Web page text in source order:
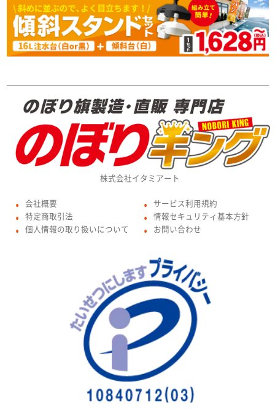
株式会社イタミアート
● 会社概要
● 特定商取引法
● 個人情報の取り扱いについて
● サービス利用規約
● 情報セキュリティ基本方針
● お問い合わせ